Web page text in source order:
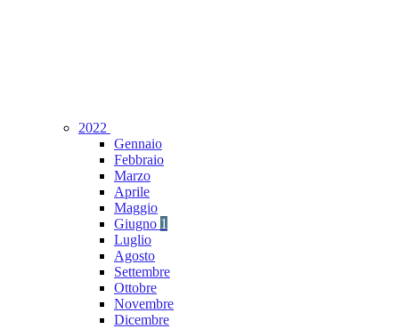
2022
Gennaio
Febbraio
Marzo
Aprile
Maggio
Giugno 1
Luglio
Agosto
Settembre
Ottobre
Novembre
Dicembre